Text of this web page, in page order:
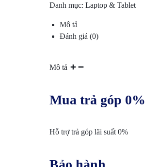
DỊCH
VỤ
VÀ
Danh mục: Laptop & Tablet
Mô tả
Đánh giá (0)
Mô tả
Mua trả góp 0%
Hỗ trợ trả góp lãi suất 0%